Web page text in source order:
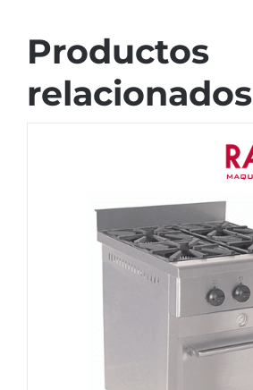
Productos
relacionados